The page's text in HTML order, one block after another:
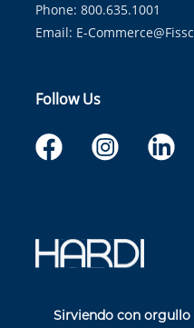
Phone: 800.635.1001
Email: E-
Follow Us
Sirviendo con orgullo